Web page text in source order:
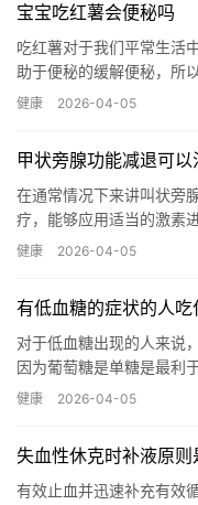
宝宝吃红薯会便秘吗
吃红薯对于我们平常生活
助于便秘的缓解便秘，所
秘，少量的还是可以的，
健康 2026-04-05
甲状旁腺功能减退可以
在通常情况下来讲叫状旁
疗，能够应用适当的激素
良好，并且此病愈后效果
健康 2026-04-05
有低血糖的症状的人吃
对于低血糖出现的人来说
因为葡萄糖是单糖是最利
低血糖出现的患者来说也
健康 2026-04-05
失血性休克时补液原则
有效止血并迅速补充有效